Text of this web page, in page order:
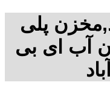
پلی
آب ای بی